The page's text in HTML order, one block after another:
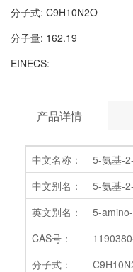
分子式: C9H10N2O
分子量: 162.19
EINECS:
产品详情
中文名称：
5-氨基-
中文别名：
5-氨基-
英文别名：
5-
CAS号：
分子式：